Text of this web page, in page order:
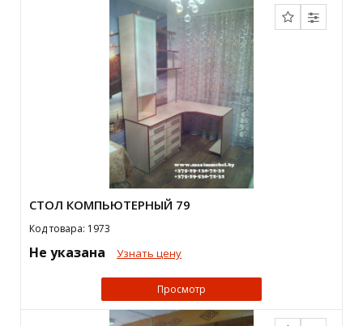
СТОЛ КОМПЬЮТЕРНЫЙ 79
Код товара: 1973
Не указана Узнать цену
Просмотр